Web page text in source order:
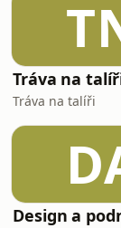
Tráva na
Tráva na talíři
Design a